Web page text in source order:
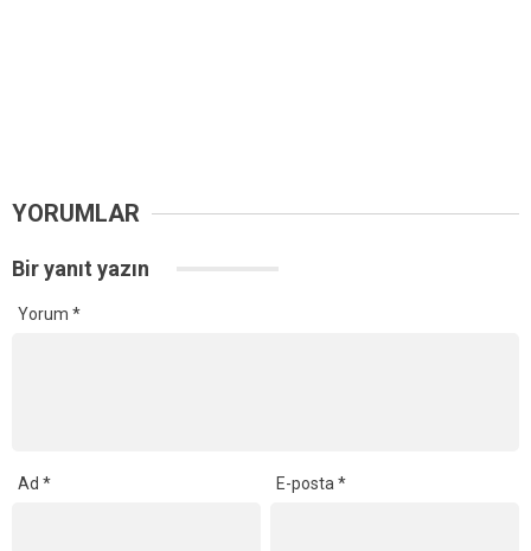
YORUMLAR
Bir yanıt yazın
Yorum *
Ad * E-posta*